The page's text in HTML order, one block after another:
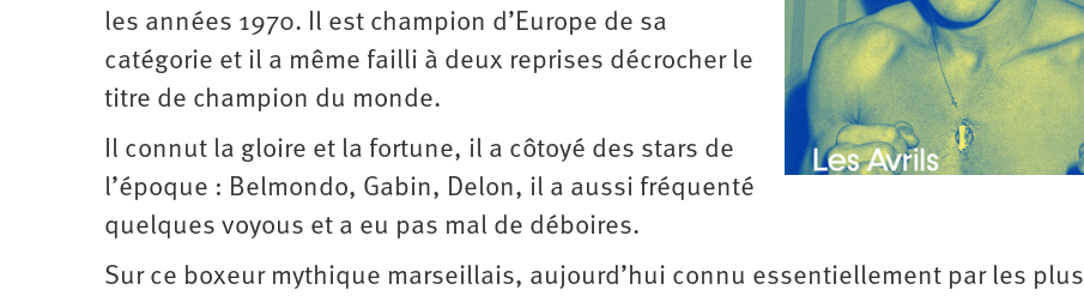
Services
publics
mon
département
Europe
Moyen-
Océanie
les années 1970. Il est champion d’Europe de sa
catégorie et il a même failli à deux reprises décrocher le
titre de champion du monde.
Il connut la gloire et la fortune, il a côtoyé des stars de
l’époque : Belmondo, Gabin, Delon, il a aussi fréquenté
quelques voyous et a eu pas mal de déboires.
Sur ce boxeur mythique marseillais, aujourd’hui connu essentiellement par les plus